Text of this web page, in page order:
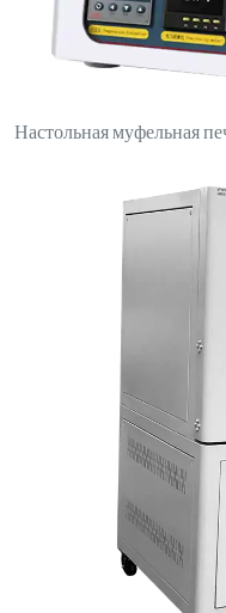
Электрическая печь с
переключателями
Свяжитесь с нами
+86-13937922703
№ 1, северная сторона
экономического и